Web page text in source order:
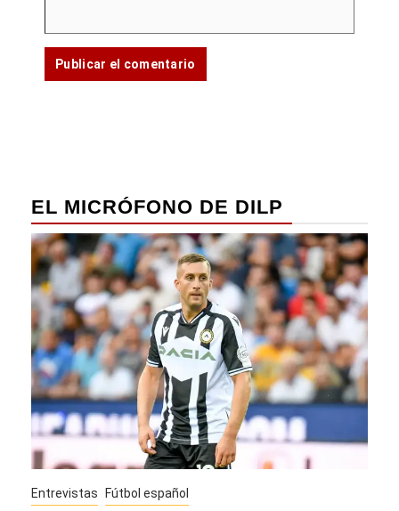
EL MICRÓFONO DE DILP
Entrevistas Fútbol español